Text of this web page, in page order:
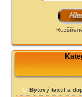
Bytový textil a